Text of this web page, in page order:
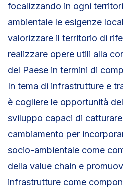
focalizzando in ogni
ambientale le esigenze
valorizzare il territorio di
realizzare opere utili alla
del Paese in termini di
In tema di infrastrutture e
è cogliere le opportunità
sviluppo capaci di
cambiamento per
socio-ambientale come
della value chain e
infrastrutture come